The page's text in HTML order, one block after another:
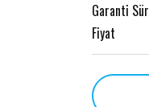
Garanti
Fiyat